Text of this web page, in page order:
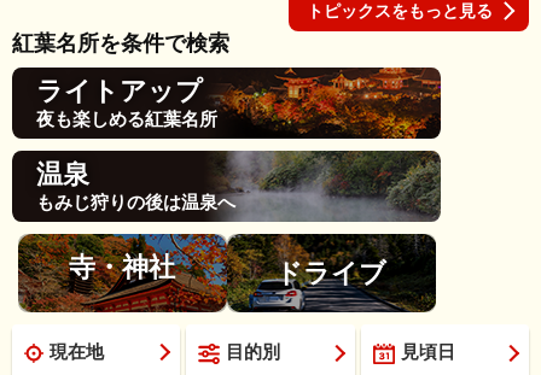
トピックスをもっと見る
紅葉名所を条件で検索
ライトアップ
夜も楽しめる紅葉名所
温泉
もみじ狩りの後は温泉へ
寺・神社 ドライブ
現在地 目的別 見頃日